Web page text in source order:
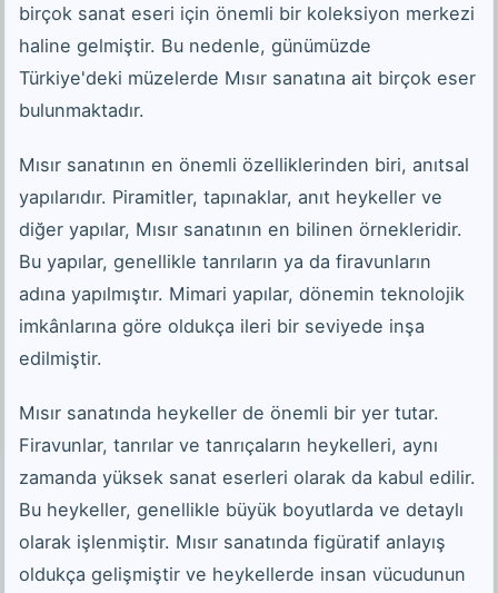
birçok sanat eseri için önemli bir koleksiyon merkezi
haline gelmiştir. Bu nedenle, günümüzde
Türkiye'deki müzelerde Mısır sanatına ait birçok eser
bulunmaktadır.
Mısır sanatının en önemli özelliklerinden biri, anıtsal
yapılarıdır. Piramitler, tapınaklar, anıt heykeller ve
diğer yapılar, Mısır sanatının en bilinen örnekleridir.
Bu yapılar, genellikle tanrıların ya da firavunların
adına yapılmıştır. Mimari yapılar, dönemin teknolojik
imkânlarına göre oldukça ileri bir seviyede inşa
edilmiştir.
Mısır sanatında heykeller de önemli bir yer tutar.
Firavunlar, tanrılar ve tanrıçaların heykelleri, aynı
zamanda yüksek sanat eserleri olarak da kabul edilir.
Bu heykeller, genellikle büyük boyutlarda ve detaylı
olarak işlenmiştir. Mısır sanatında figüratif anlayış
oldukça gelişmiştir ve heykellerde insan vücudunun